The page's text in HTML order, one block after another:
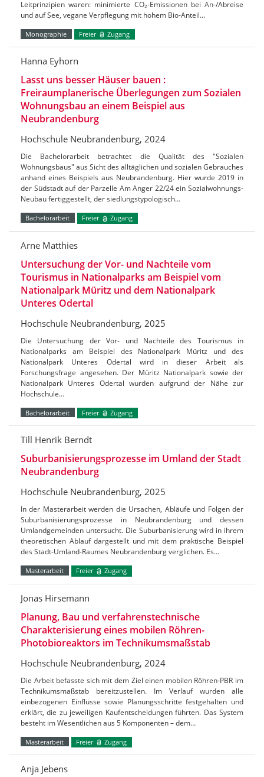
Leitprinzipien waren: minimierte CO₂-Emissionen bei An-/Abreise
und auf See, vegane Verpflegung mit hohem Bio-Anteil…
Monographie Freier Zugang
Hanna Eyhorn
Lasst uns besser Häuser bauen :
Freiraumplanerische Überlegungen zum Sozialen
Wohnungsbau an einem Beispiel aus
Neubrandenburg
Hochschule Neubrandenburg, 2024
Die Bachelorarbeit betrachtet die Qualität des "Sozialen
Wohnungsbaus" aus Sicht des alltäglichen und sozialen Gebrauches
anhand eines Beispiels aus Neubrandenburg. Hier wurde 2019 in
der Südstadt auf der Parzelle Am Anger 22/24 ein Sozialwohnungs-
Neubau fertiggestellt, der siedlungstypologisch…
Bachelorarbeit Freier Zugang
Arne Matthies
Untersuchung der Vor- und Nachteile vom
Tourismus in Nationalparks am Beispiel vom
Nationalpark Müritz und dem Nationalpark
Unteres Odertal
Hochschule Neubrandenburg, 2025
Die Untersuchung der Vor- und Nachteile des Tourismus in
Nationalparks am Beispiel des Nationalpark Müritz und des
Nationalpark Unteres Odertal wird in dieser Arbeit als
Forschungsfrage angesehen. Der Müritz Nationalpark sowie der
Nationalpark Unteres Odertal wurden aufgrund der Nähe zur
Hochschule…
Bachelorarbeit Freier Zugang
Till Henrik Berndt
Suburbanisierungsprozesse im Umland der Stadt
Neubrandenburg
Hochschule Neubrandenburg, 2025
In der Masterarbeit werden die Ursachen, Abläufe und Folgen der
Suburbanisierungsprozesse in Neubrandenburg und dessen
Umlandgemeinden untersucht. Die Suburbanisierung wird in ihrem
theoretischen Ablauf dargestellt und mit dem praktische Beispiel
des Stadt-Umland-Raumes Neubrandenburg verglichen. Es…
Masterarbeit Freier Zugang
Jonas Hirsemann
Planung, Bau und verfahrenstechnische
Charakterisierung eines mobilen Röhren-
Photobioreaktors im Technikumsmaßstab
Hochschule Neubrandenburg, 2024
Die Arbeit befasste sich mit dem Ziel einen mobilen Röhren-PBR im
Technikumsmaßstab bereitzustellen. Im Verlauf wurden alle
einbezogenen Einflüsse sowie Planungsschritte festgehalten und
erklärt, die zu jeweiligen Kaufentscheidungen führten. Das System
besteht im Wesentlichen aus 5 Komponenten – dem…
Masterarbeit Freier Zugang
Anja Jebens